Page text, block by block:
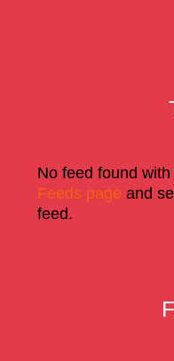
No feed found
Feeds page and
feed.